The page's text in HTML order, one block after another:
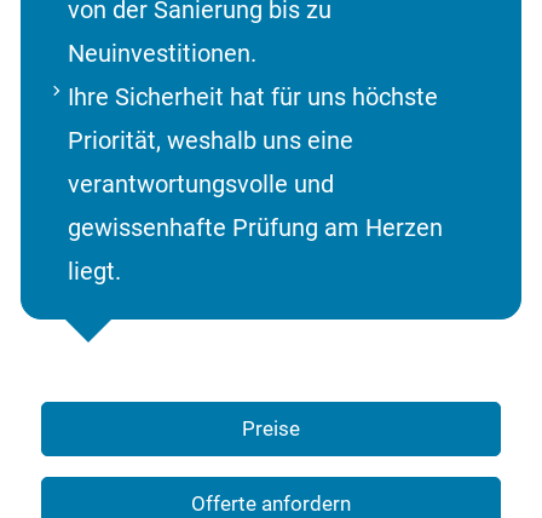
von der Sanierung bis zu
Neuinvestitionen.
Ihre Sicherheit hat für uns höchste
Priorität, weshalb uns eine
verantwortungsvolle und
gewissenhafte Prüfung am Herzen
liegt.
Preise
Offerte anfordern